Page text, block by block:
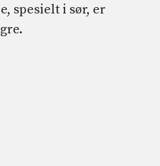
spesielt i sør, er